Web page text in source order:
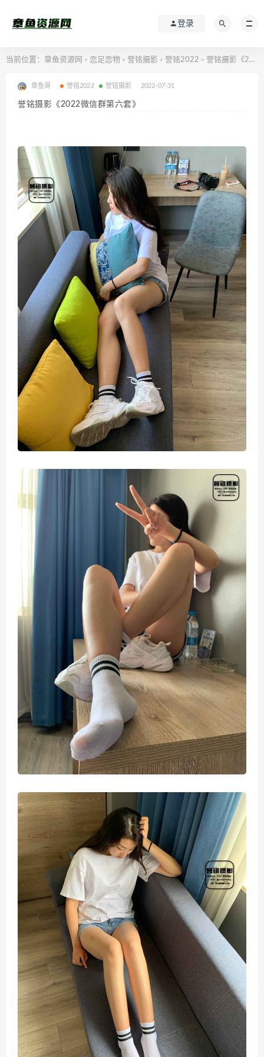
登录
当前位置： 章鱼资源网 > 恋足恋物 > 誉铭摄影 > 誉铭2022 > 誉铭摄影《2022微信群第六套》
章鱼哥 誉铭2022 誉铭摄影 2022-07-31
誉铭摄影《2022微信群第六套》